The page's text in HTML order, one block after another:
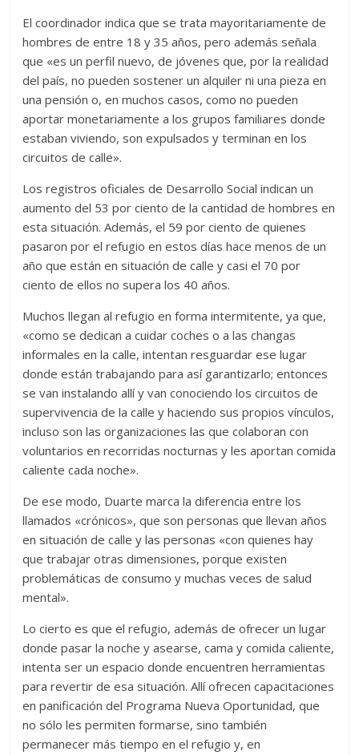
El coordinador indica que se trata mayoritariamente de
hombres de entre 18 y 35 años, pero además señala
que «es un perfil nuevo, de jóvenes que, por la realidad
del país, no pueden sostener un alquiler ni una pieza en
una pensión o, en muchos casos, como no pueden
aportar monetariamente a los grupos familiares donde
estaban viviendo, son expulsados y terminan en los
circuitos de calle».
Los registros oficiales de Desarrollo Social indican un
aumento del 53 por ciento de la cantidad de hombres en
esta situación. Además, el 59 por ciento de quienes
pasaron por el refugio en estos días hace menos de un
año que están en situación de calle y casi el 70 por
ciento de ellos no supera los 40 años.
Muchos llegan al refugio en forma intermitente, ya que,
«como se dedican a cuidar coches o a las changas
informales en la calle, intentan resguardar ese lugar
donde están trabajando para así garantizarlo; entonces
se van instalando allí y van conociendo los circuitos de
supervivencia de la calle y haciendo sus propios vínculos,
incluso son las organizaciones las que colaboran con
voluntarios en recorridas nocturnas y les aportan comida
caliente cada noche».
De ese modo, Duarte marca la diferencia entre los
llamados «crónicos», que son personas que llevan años
en situación de calle y las personas «con quienes hay
que trabajar otras dimensiones, porque existen
problemáticas de consumo y muchas veces de salud
mental».
Lo cierto es que el refugio, además de ofrecer un lugar
donde pasar la noche y asearse, cama y comida caliente,
intenta ser un espacio donde encuentren herramientas
para revertir de esa situación. Allí ofrecen capacitaciones
en panificación del Programa Nueva Oportunidad, que
no sólo les permiten formarse, sino también
permanecer más tiempo en el refugio y, en